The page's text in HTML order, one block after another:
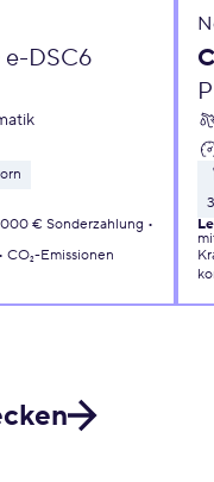
e-DSC6
€ Sonderzahlung
CO₂-Emissionen